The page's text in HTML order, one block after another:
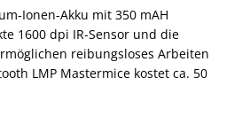
Ionen-Akku mit 350 mAH
1600 dpi IR-Sensor und die
reibungsloses Arbeiten
LMP Mastermice kostet ca. 50